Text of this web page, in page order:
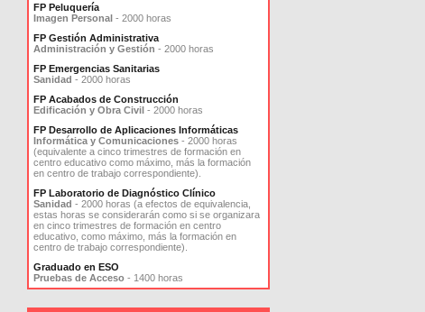
FP Peluquería
Imagen Personal - 2000 horas
FP Gestión Administrativa
Administración y Gestión - 2000 horas
FP Emergencias Sanitarias
Sanidad - 2000 horas
FP Acabados de Construcción
Edificación y Obra Civil - 2000 horas
FP Desarrollo de Aplicaciones Informáticas
Informática y Comunicaciones - 2000 horas
(equivalente a cinco trimestres de formación en
centro educativo como máximo, más la formación
en centro de trabajo correspondiente).
FP Laboratorio de Diagnóstico Clínico
Sanidad - 2000 horas (a efectos de equivalencia,
estas horas se considerarán como si se organizara
en cinco trimestres de formación en centro
educativo, como máximo, más la formación en
centro de trabajo correspondiente).
Graduado en ESO
Pruebas de Acceso - 1400 horas